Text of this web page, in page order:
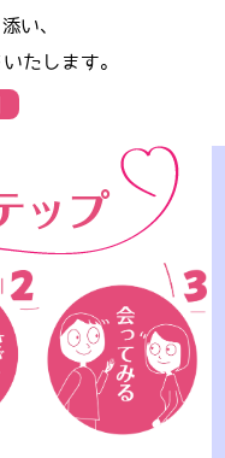
い、
たします。